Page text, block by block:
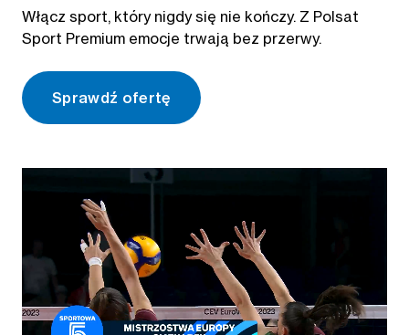
Włącz sport, który nigdy się nie kończy. Z Polsat
Sport Premium emocje trwają bez przerwy.
Sprawdź ofertę